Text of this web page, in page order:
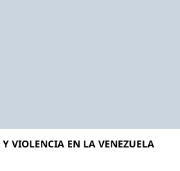
VIOLENCIA EN LA VENEZUELA